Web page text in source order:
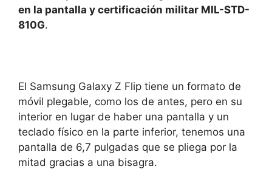
en la pantalla y certificación militar MIL-STD-
810G.
El Samsung Galaxy Z Flip tiene un formato de
móvil plegable, como los de antes, pero en su
interior en lugar de haber una pantalla y un
teclado físico en la parte inferior, tenemos una
pantalla de 6,7 pulgadas que se pliega por la
mitad gracias a una bisagra.